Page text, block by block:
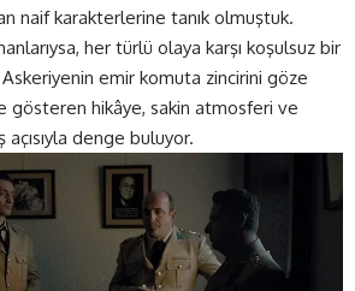
naif karakterlerine tanık olmuştuk.
her türlü olaya karşı koşulsuz bir
emir komuta zincirini göze
gösteren hikâye, sakin atmosferi ve
açısıyla denge buluyor.